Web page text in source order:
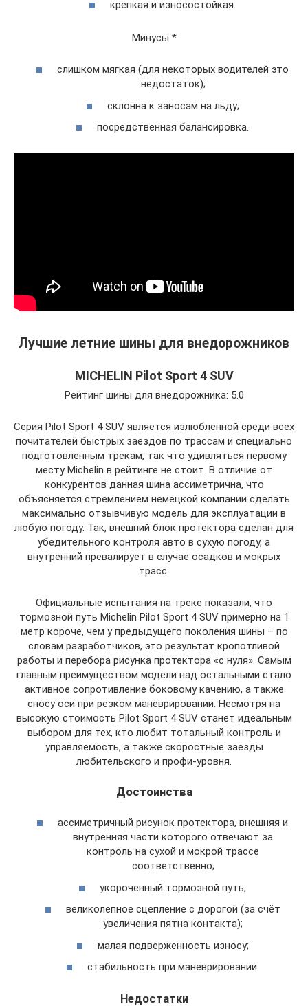
крепкая и износостойкая.
Минусы *
слишком мягкая (для некоторых водителей это
недостаток);
склонна к заносам на льду;
посредственная балансировка.
Лучшие летние шины для внедорожников
MICHELIN Pilot Sport 4 SUV
Рейтинг шины для внедорожника: 5.0
Серия Pilot Sport 4 SUV является излюбленной среди всех
почитателей быстрых заездов по трассам и специально
подготовленным трекам, так что удивляться первому
месту Michelin в рейтинге не стоит. В отличие от
конкурентов данная шина ассиметрична, что
объясняется стремлением немецкой компании сделать
максимально отзывчивую модель для эксплуатации в
любую погоду. Так, внешний блок протектора сделан для
убедительного контроля авто в сухую погоду, а
внутренний превалирует в случае осадков и мокрых
трасс.
Официальные испытания на треке показали, что
тормозной путь Michelin Pilot Sport 4 SUV примерно на 1
метр короче, чем у предыдущего поколения шины – по
словам разработчиков, это результат кропотливой
работы и перебора рисунка протектора «с нуля». Самым
главным преимуществом модели над остальными стало
активное сопротивление боковому качению, а также
сносу оси при резком маневрировании. Несмотря на
высокую стоимость Pilot Sport 4 SUV станет идеальным
выбором для тех, кто любит тотальный контроль и
управляемость, а также скоростные заезды
любительского и профи-уровня.
Достоинства
ассиметричный рисунок протектора, внешняя и
внутренняя части которого отвечают за
контроль на сухой и мокрой трассе
соответственно;
укороченный тормозной путь;
великолепное сцепление с дорогой (за счёт
увеличения пятна контакта);
малая подверженность износу;
стабильность при маневрировании.
Недостатки